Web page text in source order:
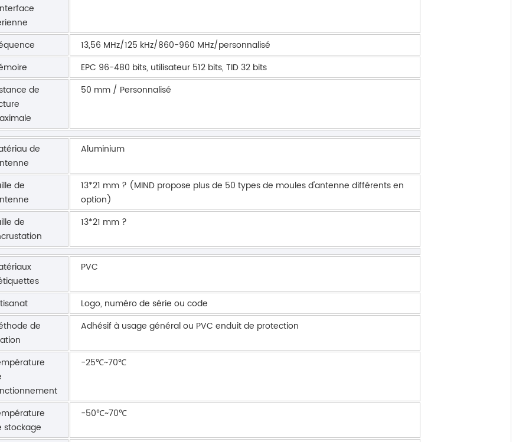
13,56 MHz/125 kHz/860-960 MHz/personnalisé
EPC 96-480 bits, utilisateur 512 bits, TID 32 bits
de
50 mm / Personnalisé
de
Aluminium
de
13*21 mm ? (MIND propose plus de 50 types de moules d'antenne différents en
option)
de
13*21 mm ?
PVC
Logo, numéro de série ou code
de
Adhésif à usage général ou PVC enduit de protection
-25℃~70℃
stockage
-50℃~70℃